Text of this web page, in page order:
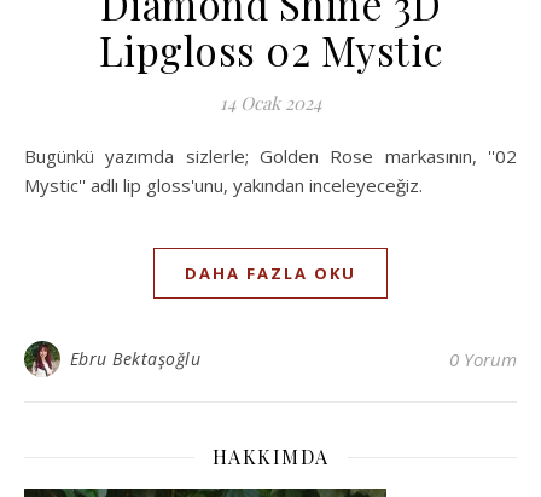
Lipgloss 02 Mystic
14 Ocak 2024
Bugünkü yazımda sizlerle; Golden Rose markasının, ''02
Mystic'' adlı lip gloss'unu, yakından inceleyeceğiz.
DAHA FAZLA OKU
Ebru Bektaşoğlu 0 Yorum
HAKKIMDA